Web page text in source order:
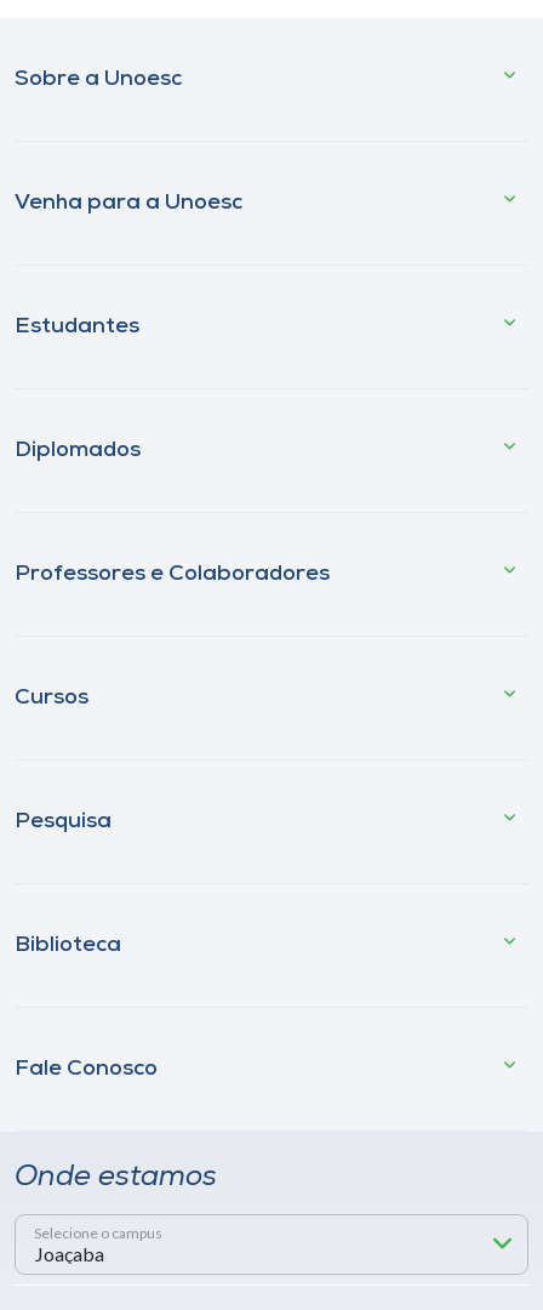
Sobre a Unoesc
Venha para a Unoesc
Estudantes
Diplomados
Professores e Colaboradores
Cursos
Pesquisa
Biblioteca
Fale Conosco
Onde estamos
Selecione o campus